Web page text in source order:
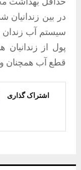
در بین
سیستم آب زندان
پول از
قطع آب همچنان
اشتراک گذاری